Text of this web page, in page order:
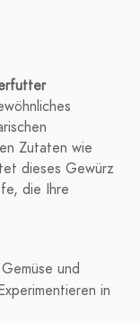
Zutaten wie
dieses Gewürz
die Ihre
und
in